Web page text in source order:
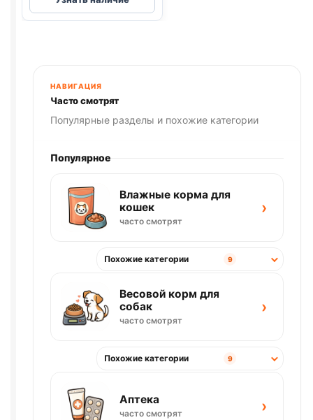
лак.
(МИНИ
55г
НАВИГАЦИЯ
Часто смотрят
Популярные разделы и похожие категории
Популярное
Влажные корма для
кошек
часто смотрят
›
Похожие категории 9
Весовой корм для
собак
часто смотрят
›
Похожие категории 9
Аптека
часто смотрят ›